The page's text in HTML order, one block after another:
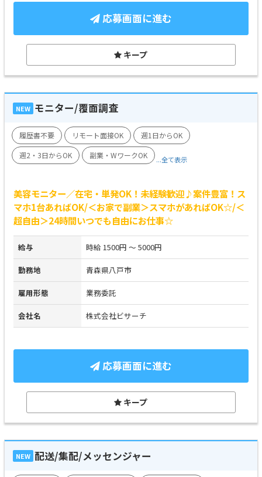
応募画面に進む
キープ
NEW モニター/覆面調査
履歴書不要 リモート面接OK
週1日からOK
週2・3日からOK
副業・WワークOK ...全て表示
美容モニター／在宅・単発OK！未経験歓迎♪案件豊富！ス
マホ1台あればOK/＜お家で副業＞スマホがあればOK☆/＜
超自由＞24時間いつでも自由にお仕事☆
給与 時給 1500円 ～ 5000円
勤務地 青森県八戸市
雇用形態 業務委託
会社名 株式会社ビサーチ
応募画面に進む
キープ
NEW 配送/集配/メッセンジャー